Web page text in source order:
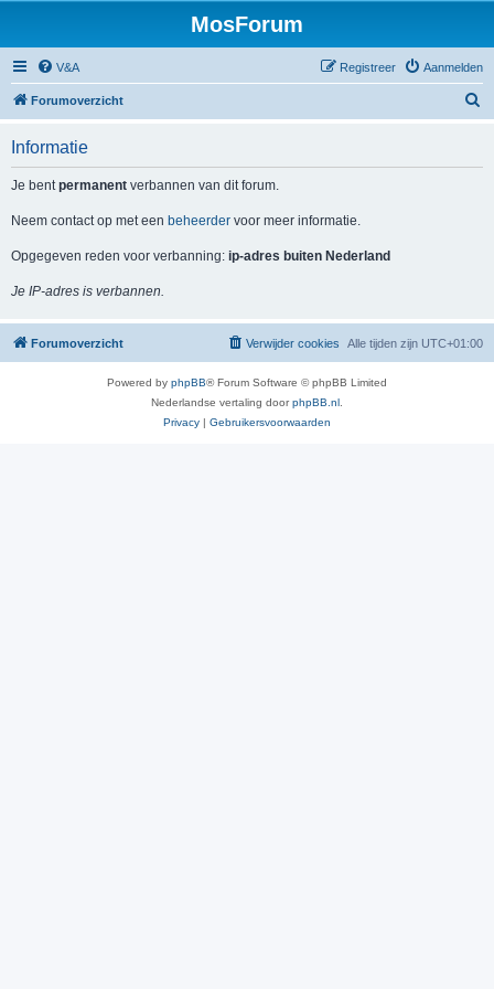
MosForum
V&A Aanmelden
Registreer
Forumoverzicht
Informatie
Je bentpermanent verbannen van dit forum.
Neem contact op met een beheerder voor meer informatie.
Opgegeven reden voor verbanning: ip-adres buiten Nederland
Je IP-adres is verbannen.
Forumoverzicht Alle tijden zijn UTC+01:00
Verwijder cookies
Powered by phpBB® Forum Software © phpBB Limited
Nederlandse vertaling doorphpBB.nl
Privacy | Gebruikersvoorwaarden